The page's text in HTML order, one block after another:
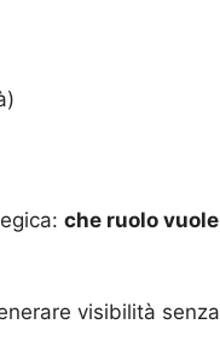
che ruolo vuole
visibilità senza